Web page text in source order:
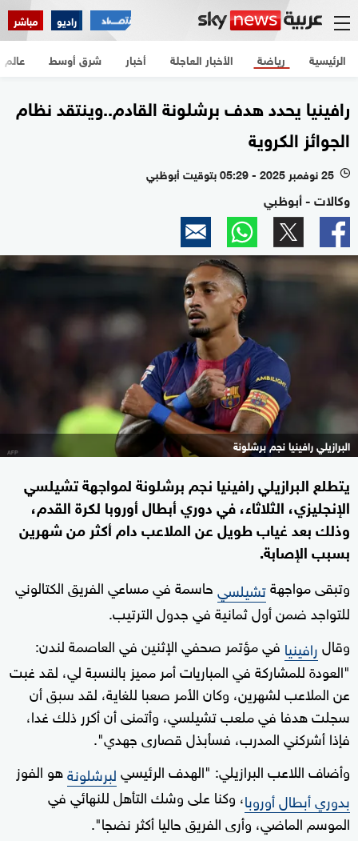
راديو مباشر
الرئيسية الأخبار العاجلة أخبار شرق أوسط عالم رياضة
رافينيا يحدد هدف برشلونة القادم..وينتقد نظام
الجوائز الكروية
l 25 نوفمبر 2025 - 05:29 بتوقيت أبوظبي
وكالات - أبوظبي
البرازيلي رافينيا نجم برشلونة
يتطلع البرازيلي رافينيا نجم برشلونة لمواجهة تشيلسي
الإنجليزي، الثلاثاء، في دوري أبطال أوروبا لكرة القدم،
وذلك بعد غياب طويل عن الملاعب دام أكثر من شهرين
بسبب الإصابة.
وتبقى مواجهةتشيلسيحاسمة في مساعي الفريق الكتالوني
للتواجد ضمن أول ثمانية في جدول الترتيب.
وقالرافينيا في مؤتمر صحفي الإثنين في العاصمة لندن:
"العودة للمشاركة في المباريات أمر مميز بالنسبة لي، لقد غبت
عن الملاعب لشهرين، وكان الأمر صعبا للغاية، لقد سبق أن
سجلت هدفا في ملعب تشيلسي، وأتمنى أن أكرر ذلك غدا،
فإذا أشركني المدرب، فسأبذل قصارى جهدي".
وأضاف اللاعب البرازيلي: "الهدف الرئيسيلبرشلونةهو الفوز
بدوري أبطال أوروبا، وكنا على وشك التأهل للنهائي في
الموسم الماضي، وأرى الفريق حاليا أكثر نضجا".